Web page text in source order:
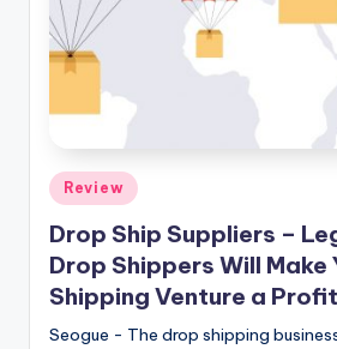
Posted
in
Review
Drop Ship Suppliers –
Drop Shippers Will Make
Shipping Venture a
Seogue - The drop shipping